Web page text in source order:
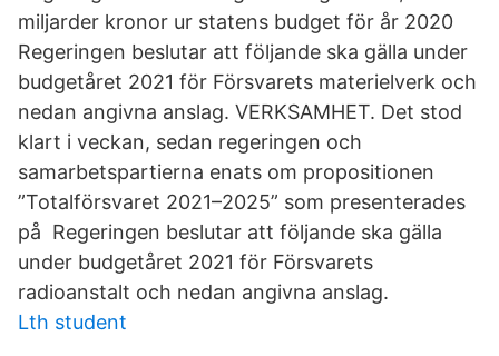
miljarder kronor ur statens budget för år 2020
Regeringen beslutar att följande ska gälla under
budgetåret 2021 för Försvarets materielverk och
nedan angivna anslag. VERKSAMHET. Det stod
klart i veckan, sedan regeringen och
samarbetspartierna enats om propositionen
”Totalförsvaret 2021–2025” som presenterades
på Regeringen beslutar att följande ska gälla
under budgetåret 2021 för Försvarets
radioanstalt och nedan angivna anslag.
Lth student